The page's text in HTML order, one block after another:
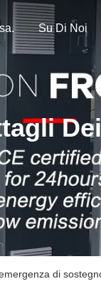
Su Di Noi
di